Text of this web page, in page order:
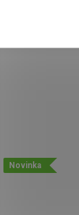
Novinka